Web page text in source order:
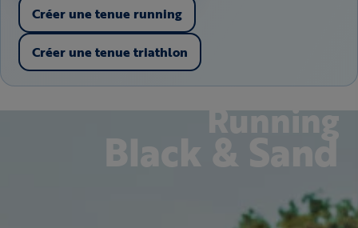
Créer une tenue running
Créer une tenue triathlon
Running
Black & Sand